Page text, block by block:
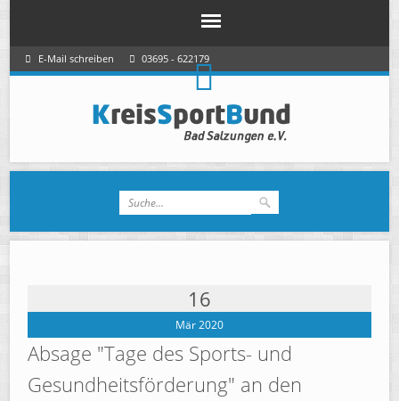
E-Mail schreiben 03695 - 622179
16
Mär 2020
Absage "Tage des Sports- und
Gesundheitsförderung" an den